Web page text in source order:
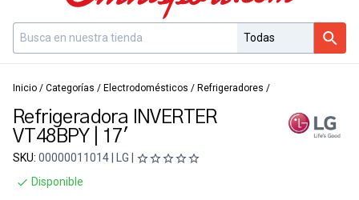
Inicio / Categorías / Electrodomésticos / Refrigeradores /
Refrigeradora INVERTER
VT48BPY | 17'
SKU: 00000011014 | LG |
Disponible